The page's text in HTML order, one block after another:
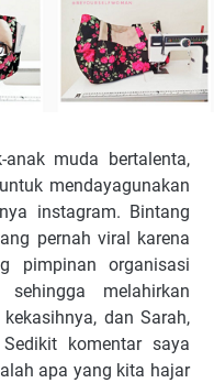
muda bertalenta,
mendayagunakan
instagram. Bintang
pernah viral karena
pimpinan organisasi
melahirkan
dan Sarah,
komentar saya
apa yang kita hajar